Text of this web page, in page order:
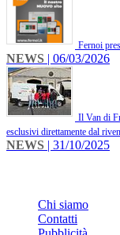
Fernoi
NEWS | 06/03/2026
Il Van di
esclusivi direttamente dal
NEWS | 31/10/2025
Chi siamo
Contatti